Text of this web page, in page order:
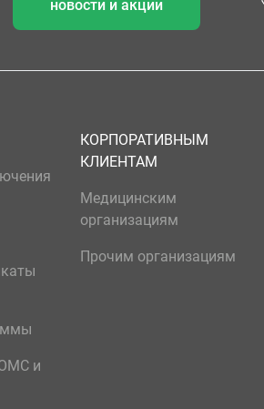
новости и акции
и
КОРПОРАТИВНЫМ
КЛИЕНТАМ
Медицинским
организациям
Прочим организациям